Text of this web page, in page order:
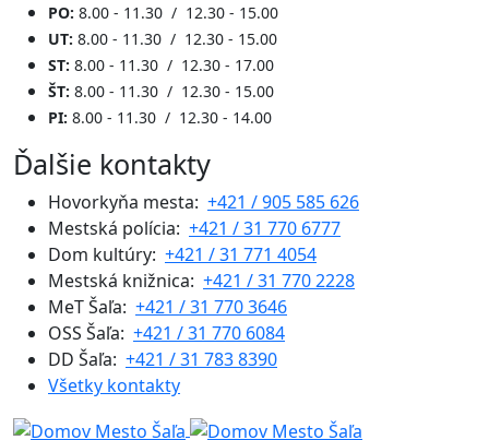
PO: 8.00 - 11.30 / 12.30 - 15.00
UT: 8.00 - 11.30 / 12.30 - 15.00
ST: 8.00 - 11.30 / 12.30 - 17.00
ŠT: 8.00 - 11.30 / 12.30 - 15.00
PI: 8.00 - 11.30 / 12.30 - 14.00
Ďalšie kontakty
Hovorkyňa mesta: +421 / 905 585 626
Mestská polícia: +421 / 31 770 6777
Dom kultúry: +421 / 31 771 4054
Mestská knižnica: +421 / 31 770 2228
MeT Šaľa: +421 / 31 770 3646
OSS Šaľa: +421 / 31 770 6084
DD Šaľa: +421 / 31 783 8390
Všetky kontakty